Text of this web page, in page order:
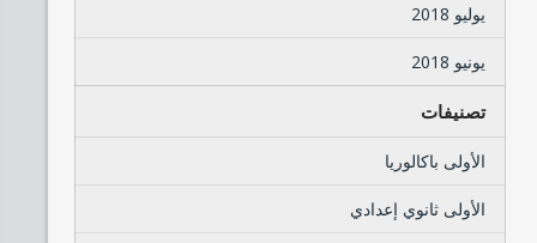
يوليو 2018
يونيو 2018
تصنيفات
الأولى باكالوريا
الأولى ثانوي إعدادي